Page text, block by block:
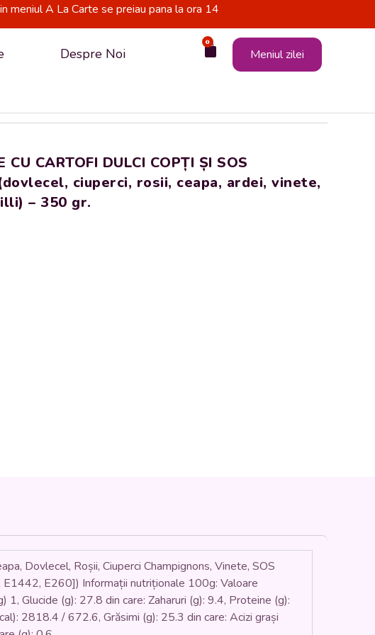
meniul A La Carte se preiau pana la ora 14
Despre Noi
0
Cart Meniul zilei
CU CARTOFI DULCI COPȚI ȘI SOS
ciuperci, rosii, ceapa, ardei, vinete,
– 350 gr.
Dovlecel, Roșii, Ciuperci Champignons, Vinete, SOS
E260]) Informații nutriționale 100g: Valoare
Glucide (g): 27.8 din care: Zaharuri (g): 9.4, Proteine (g):
2818.4 / 672.6, Grăsimi (g): 25.3 din care: Acizi grași